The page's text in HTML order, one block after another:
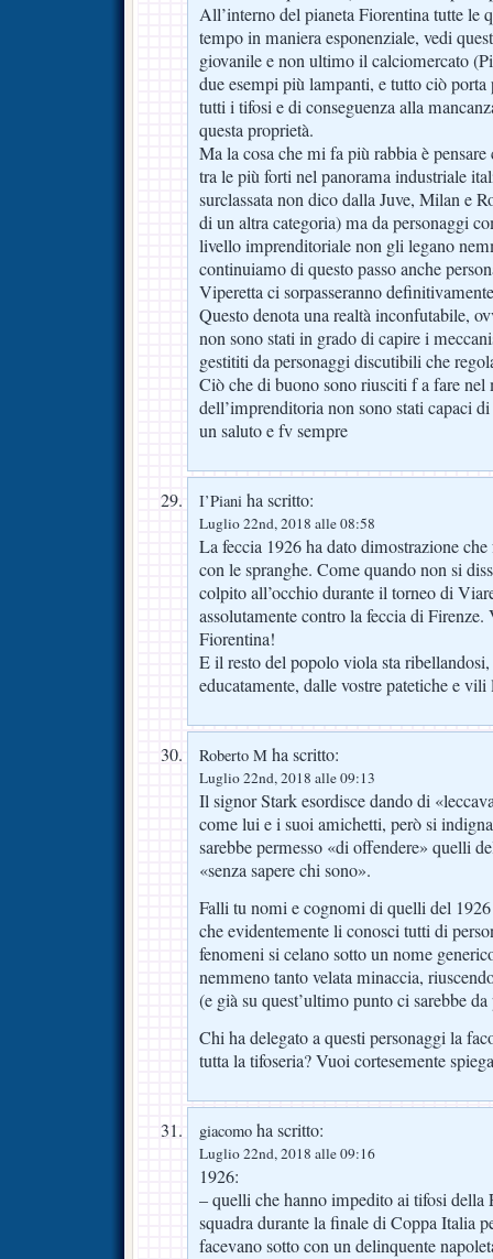
All’interno del pianeta Fiorentina tutte le
tempo in maniera esponenziale, vedi
giovanile e non ultimo il calciomercato
due esempi più lampanti, e tutto ciò
tutti i tifosi e di conseguenza alla
questa proprietà.
Ma la cosa che mi fa più rabbia è pensare
tra le più forti nel panorama industriale
surclassata non dico dalla Juve, Milan e
di un altra categoria) ma da personaggi
livello imprenditoriale non gli legano
continuiamo di questo passo anche
Viperetta ci sorpasseranno
Questo denota una realtà inconfutabile,
non sono stati in grado di capire i
gestititi da personaggi discutibili che
Ciò che di buono sono riusciti f a fare nel
dell’imprenditoria non sono stati capaci
un saluto e fv sempre
I’Piani ha scritto:
Luglio 22nd, 2018 alle 08:58
La feccia 1926 ha dato dimostrazione
con le spranghe. Come quando non si
colpito all’occhio durante il torneo di
assolutamente contro la feccia di
Fiorentina!
E il resto del popolo viola sta
educatamente, dalle vostre patetiche e
Roberto M ha scritto:
Luglio 22nd, 2018 alle 09:13
Il signor Stark esordisce dando di
come lui e i suoi amichetti, però si
sarebbe permesso «di offendere» quelli
«senza sapere chi sono».
Falli tu nomi e cognomi di quelli del
che evidentemente li conosci tutti di
fenomeni si celano sotto un nome
nemmeno tanto velata minaccia,
(e già su quest’ultimo punto ci sarebbe
Chi ha delegato a questi personaggi la
tutta la tifoseria? Vuoi cortesemente
giacomo ha scritto:
Luglio 22nd, 2018 alle 09:16
1926:
– quelli che hanno impedito ai tifosi della
squadra durante la finale di Coppa Italia
facevano sotto con un delinquente